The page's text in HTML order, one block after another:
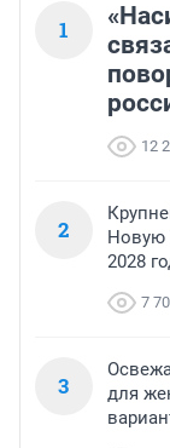
1
12
2
Новую
2028
7
3
для